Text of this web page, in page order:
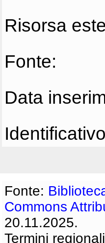
Risorsa
Fonte:
Data
Fonte:
Commons
20.11.2025.
Termini